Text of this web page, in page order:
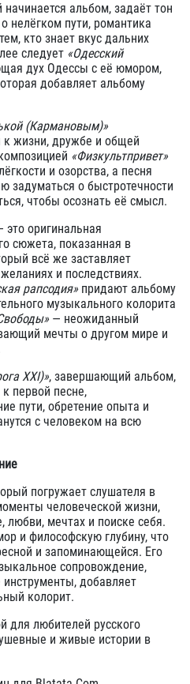
начинается альбом, задаёт тон
нелёгком пути, романтика
кто знает вкус дальних
следует «Одесский
дух Одессы с её юмором,
добавляет альбому
(Кармановым)»
к жизни, дружбе и общей
«Физкультпривет»
и озорства, а песня
задуматься о быстротечности
чтобы осознать её смысл.
это оригинальная
сюжета, показанная в
всё же заставляет
и последствиях.
рапсодия»придают альбому
музыкального колорита
— неожиданный
мечты о другом мире и
XXI)», завершающий альбом,
первой песне,
пути, обретение опыта и
с человеком на всю
погружает слушателя в
человеческой жизни,
мечтах и поиске себя.
и философскую глубину, что
и запоминающейся. Его
сопровождение,
добавляет
колорит.
для любителей русского
и живые истории в